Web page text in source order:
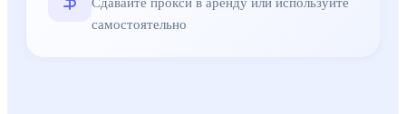
самостоятельно